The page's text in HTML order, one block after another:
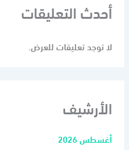
أحدث التعليقات
لا توجد تعليقات للعرض.
الأرشيف
أغسطس 2026